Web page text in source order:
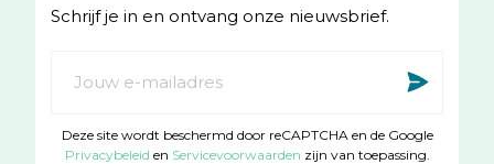
g
r
a
o
o
k
Schrijf je in en ontvang onze nieuwsbrief.
op
onze
Deze site wordt beschermd door reCAPTCHA en de Google
Privacybeleid en Servicevoorwaarden zijn van toepassing.